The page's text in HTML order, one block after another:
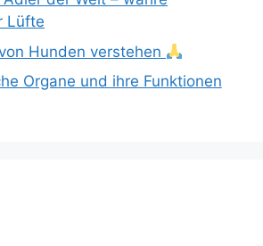
Lüfte
Hunden verstehen
Organe und ihre Funktionen